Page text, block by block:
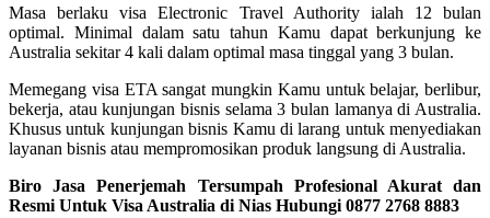
Masa berlaku visa Electronic Travel Authority ialah 12 bulan
optimal. Minimal dalam satu tahun Kamu dapat berkunjung ke
Australia sekitar 4 kali dalam optimal masa tinggal yang 3 bulan.
Memegang visa ETA sangat mungkin Kamu untuk belajar, berlibur,
bekerja, atau kunjungan bisnis selama 3 bulan lamanya di Australia.
Khusus untuk kunjungan bisnis Kamu di larang untuk menyediakan
layanan bisnis atau mempromosikan produk langsung di Australia.
Biro Jasa Penerjemah Tersumpah Profesional Akurat dan
Resmi Untuk Visa Australia di Nias Hubungi 0877 2768 8883